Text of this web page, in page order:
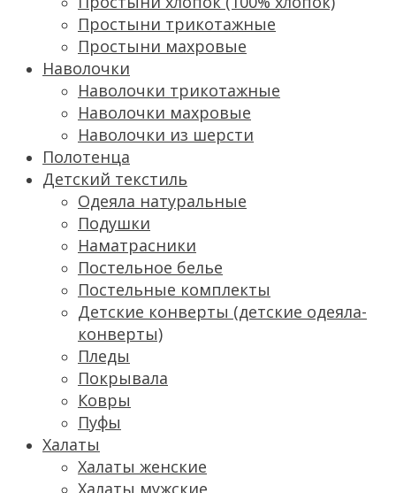
Простыни трикотажные
Простыни махровые
Наволочки
Наволочки трикотажные
Наволочки махровые
Наволочки из шерсти
Полотенца
Детский текстиль
Одеяла натуральные
Подушки
Наматрасники
Постельное белье
Постельные комплекты
Детские конверты (детские одеяла-
конверты)
Пледы
Покрывала
Ковры
Пуфы
Халаты
Халаты женские
Халаты мужские